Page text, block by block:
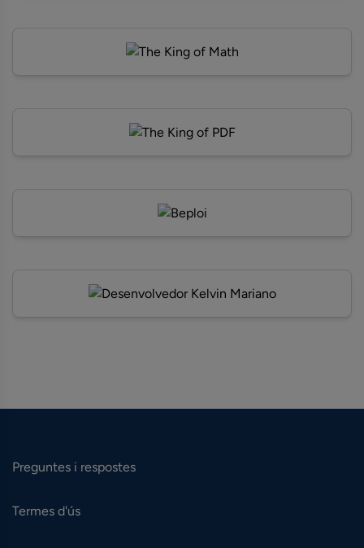
Preguntes i respostes
Termes d'ús